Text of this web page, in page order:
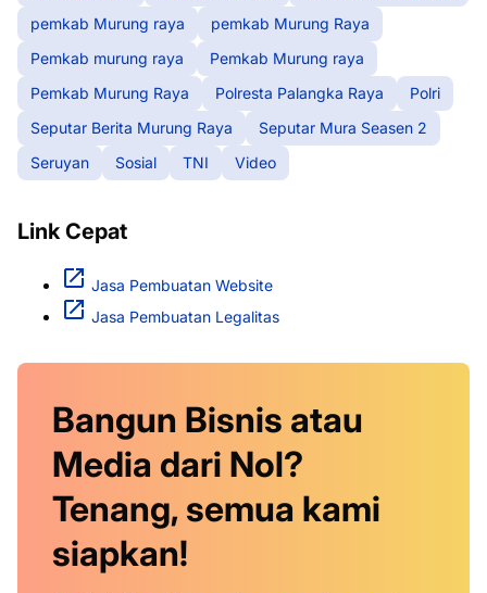
pemkab Murung raya
pemkab Murung Raya
Pemkab murung raya
Pemkab Murung raya
Pemkab Murung Raya
Polresta Palangka Raya
Polri
Seputar Berita Murung Raya
Seputar Mura Seasen 2
Seruyan
Sosial TNI Video
Link Cepat
Jasa Pembuatan Website
Jasa Pembuatan Legalitas
Bangun Bisnis atau
Media dari Nol?
Tenang, semua kami
siapkan!